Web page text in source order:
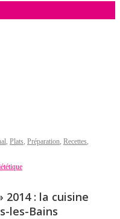
, Plats, Préparation, Recettes,
: la cuisine
les-Bains